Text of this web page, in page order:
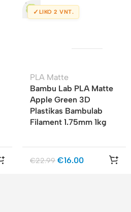
✓ LIKO 2 VNT.
PLA Matte
Bambu Lab PLA Matte
Apple Green 3D
Plastikas Bambulab
Filament 1.75mm 1kg
€22.99 €16.00